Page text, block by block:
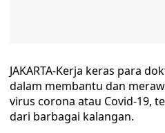
JAKARTA-Kerja keras para
dalam membantu dan
virus corona atau Covid-19,
dari barbagai kalangan.